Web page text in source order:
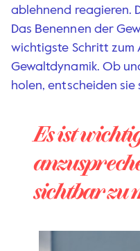
ablehnend reagieren.
Das Benennen der
wichtigste Schritt zum
Gewaltdynamik. Ob
holen, entscheiden sie
Es ist
sichtbar zu